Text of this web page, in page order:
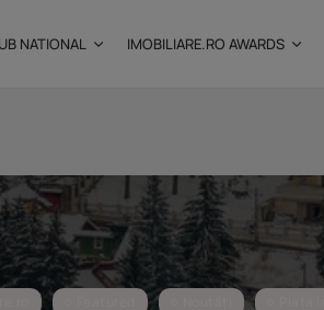
NATIONAL IMOBILIARE.RO AWARDS
Investițiile publice și
private remodelează...
25 noiembrie 2025